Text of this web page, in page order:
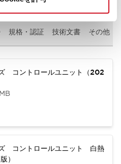
規格・認証 技術文書 その他
コントロールユニット（202
コントロールユニット 白熱
）